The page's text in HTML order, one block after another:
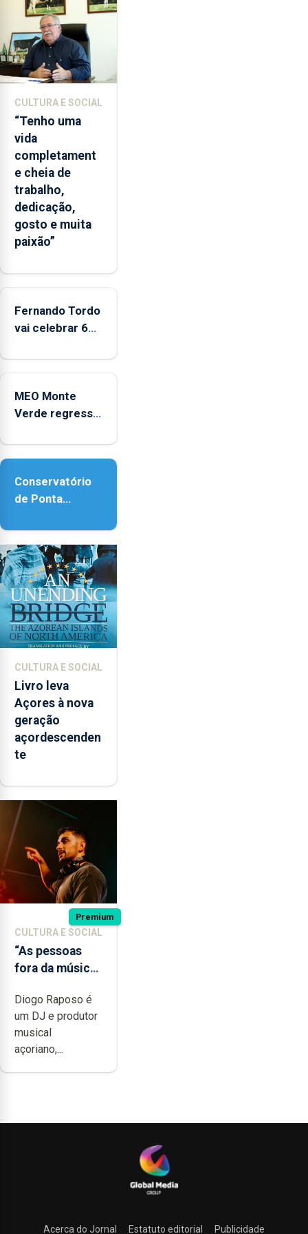
entre
2022
e
2026.
A
ilha
das
Flores
apresenta
um
“decréscimo
significativo”
da
CPUE
entre
e
CULTURA E SOCIAL
“Tenho uma
vida
completament
e cheia de
trabalho,
dedicação,
gosto e muita
paixão”
Fernando Tordo
vai celebrar 60
no Coliseu
MEO Monte
Verde regressa
acessibilidade
Conservatório
de Ponta
contar com
novos
instrumentos
CULTURA E SOCIAL
Livro leva
Açores à nova
geração
açordescenden
te
Premium
CULTURA E SOCIAL
“As pessoas
fora da música
noção do quão
difícil é
produzir uma
música”
Diogo Raposo é
um DJ e produtor
musical
açoriano,...
Acerca do Jornal Estatuto editorial Publicidade